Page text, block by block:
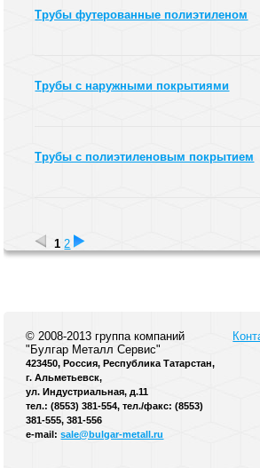
Трубы футерованные полиэтиленом
Трубы с наружными покрытиями
Трубы с полиэтиленовым покрытием
1 2
© 2008-2013 группа компаний
"Булгар Металл Сервис"
423450, Россия, Республика Татарстан,
г. Альметьевск,
ул. Индустриальная, д.11
тел.: (8553) 381-554, тел./факс: (8553)
381-555, 381-556
e-mail:sale@bulgar-metall.ru